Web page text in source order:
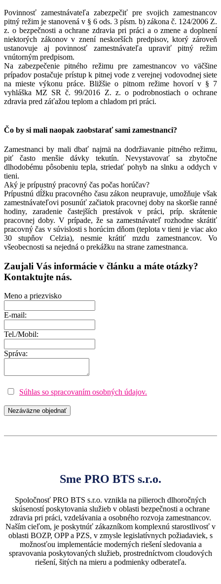
Povinnosť zamestnávateľa zabezpečiť pre svojich zamestnancov
pitný režim je stanovená v § 6 ods. 3 písm. b) zákona č. 124/2006 Z.
z. o bezpečnosti a ochrane zdravia pri práci a o zmene a doplnení
niektorých zákonov v znení neskorších predpisov, ktorý zároveň
ustanovuje aj povinnosť zamestnávateľa upraviť pitný režim
vnútorným predpisom.
Na zabezpečenie pitného režimu pre zamestnancov vo väčšine
prípadov postačuje prístup k pitnej vode z verejnej vodovodnej siete
na mieste výkonu práce. Bližšie o pitnom režime hovorí v § 7
vyhláška MZ SR č. 99/2016 Z. z. o podrobnostiach o ochrane
zdravia pred záťažou teplom a chladom pri práci.
Čo by si mali naopak zaobstarať sami zamestnanci?
Zamestnanci by mali dbať najmä na dodržiavanie pitného režimu,
piť často menšie dávky tekutín. Nevystavovať sa zbytočne
dlhodobému pôsobeniu tepla, striedať pohyb na slnku a oddych v
tieni.
Aký je prípustný pracovný čas počas horúčav?
Prípustnú dĺžku pracovného času zákon neupravuje, umožňuje však
zamestnávateľovi posunúť začiatok pracovnej doby na skoršie ranné
hodiny, zaradenie častejších prestávok v práci, príp. skrátenie
pracovnej doby. V prípade, že sa zamestnávateľ rozhodne skrátiť
pracovný čas v súvislosti s horúcim dňom (teplota v tieni je viac ako
30 stupňov Celzia), nesmie krátiť mzdu zamestnancov. Vo
všeobecnosti sa nejedná o prekážku na strane zamestnanca.
Zaujali Vás informácie v článku a máte otázky?
Kontaktujte nás.
Meno a priezvisko
E-mail:
Tel./Mobil:
Správa:
Súhlas so spracovaním osobných údajov.
Sme PRO BTS s.r.o.
Spoločnosť PRO BTS s.r.o. vznikla na pilieroch dlhoročných
skúseností poskytovania služieb v oblasti bezpečnosti a ochrane
zdravia pri práci, vzdelávania a osobného rozvoja zamestnancov.
Naším cieľom, je poskytnúť zákazníkom komplexnú starostlivosť v
oblasti BOZP, OPP a PZS, v zmysle legislatívnych požiadaviek, s
možnosťou implementácie moderných riešení sledovania a
spravovania poskytovaných služieb, prostredníctvom cloudových
riešení, šitých na mieru a podmienky odberateľa.